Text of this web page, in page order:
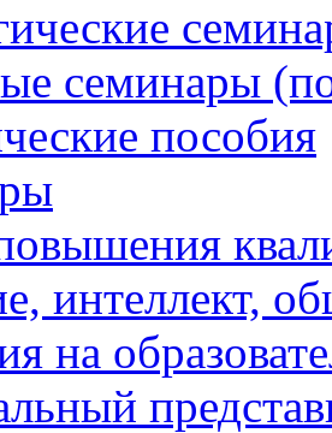
семинары
пособия
интеллект,
на